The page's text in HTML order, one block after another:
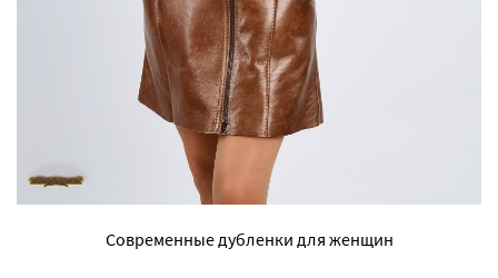
Современные дубленки для женщин